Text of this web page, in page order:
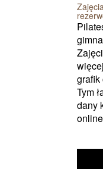
grafik
Tym
dany